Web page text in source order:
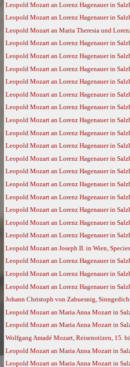
Leopold Mozart an Lorenz Hagenauer in
Leopold Mozart an Lorenz Hagenauer in
Leopold Mozart an Maria Theresia und
Leopold Mozart an Lorenz Hagenauer in
Leopold Mozart an Lorenz Hagenauer in
Leopold Mozart an Lorenz Hagenauer in
Leopold Mozart an Lorenz Hagenauer in
Leopold Mozart an Lorenz Hagenauer in
Leopold Mozart an Lorenz Hagenauer in
Leopold Mozart an Lorenz Hagenauer in
Leopold Mozart an Lorenz Hagenauer in
Leopold Mozart an Lorenz Hagenauer in
Leopold Mozart an Lorenz Hagenauer in
Leopold Mozart an Lorenz Hagenauer in
Leopold Mozart an Lorenz Hagenauer in
Leopold Mozart an Lorenz Hagenauer in
Leopold Mozart an Lorenz Hagenauer in
Leopold Mozart an Lorenz Hagenauer in
Leopold Mozart an Lorenz Hagenauer in
Leopold Mozart an Joseph II. in Wien,
Leopold Mozart an Lorenz Hagenauer in
Leopold Mozart an Lorenz Hagenauer in
Leopold Mozart an Lorenz Hagenauer in
Johann Christoph von Zabuesnig,
Leopold Mozart an Maria Anna Mozart in
Leopold Mozart an Maria Anna Mozart in
Wolfgang Amadé Mozart, Reisenotizen, 15.
Leopold Mozart an Maria Anna Mozart in
Leopold Mozart an Maria Anna Mozart in